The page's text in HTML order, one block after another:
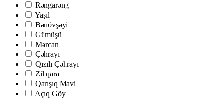
Rəngarəng
Yaşıl
Bənövşəyi
Gümüşü
Mərcan
Çəhrayı
Qızılı Çəhrayı
Zil qara
Qarışıq Mavi
Açıq Göy